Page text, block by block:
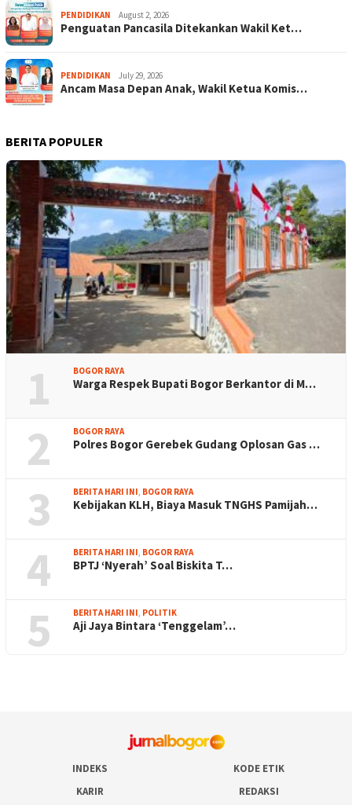
PENDIDIKAN August 2, 2026
Penguatan Pancasila Ditekankan Wakil Ket…
PENDIDIKAN July 29, 2026
Ancam Masa Depan Anak, Wakil Ketua Komis…
BERITA POPULER
1 BOGOR RAYA
Warga Respek Bupati Bogor Berkantor di M…
2 BOGOR RAYA
Polres Bogor Gerebek Gudang Oplosan Gas …
3 BERITA HARI INI, BOGOR RAYA
Kebijakan KLH, Biaya Masuk TNGHS Pamijah…
4 BERITA HARI INI, BOGOR RAYA
BPTJ ‘Nyerah’ Soal Biskita T…
5 BERITA HARI INI, POLITIK
Aji Jaya Bintara ‘Tenggelam’…
INDEKS
KODE ETIK
KARIR
REDAKSI